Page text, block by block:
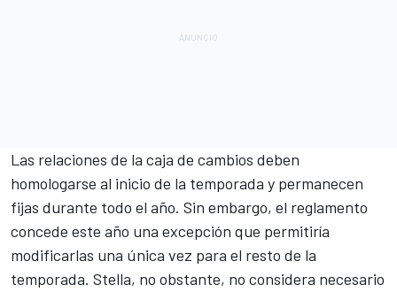
Las relaciones de la caja de cambios deben
homologarse al inicio de la temporada y permanecen
fijas durante todo el año. Sin embargo, el reglamento
concede este año una excepción que permitiría
modificarlas una única vez para el resto de la
temporada. Stella, no obstante, no considera necesario